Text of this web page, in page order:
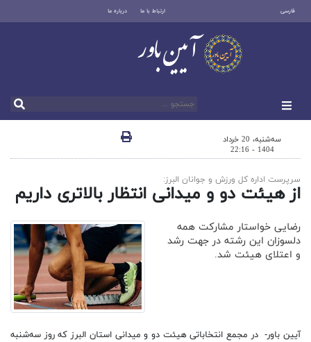
فارسی ارتباط با ما درباره ما
سه‌شنبه، 20 خرداد
1404 - 22:16
سرپرست اداره کل ورزش و جوانان البرز:
از هیئت دو و میدانی انتظار بالاتری داریم
رضایی خواستار مشارکت همه
دلسوزان این رشته در جهت رشد
و اعتلای هیئت شد.
آیین باور- در مجمع انتخاباتی هیئت دو و میدانی استان البرز که روز سه‌شنبه